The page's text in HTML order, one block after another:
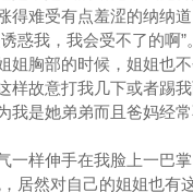
难受有点羞涩的纳纳道
我，我会受不了的啊”。
胸部的时候，姐姐也不
样故意打我几下或者踢
我是她弟弟而且爸妈经
样伸手在我脸上一巴掌
然对自己的姐姐也有